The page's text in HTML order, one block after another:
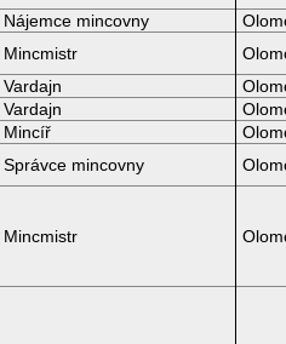
Nájemce mincovny
Mincmistr
Vardajn
Vardajn
Mincíř
Správce mincovny
Mincmistr